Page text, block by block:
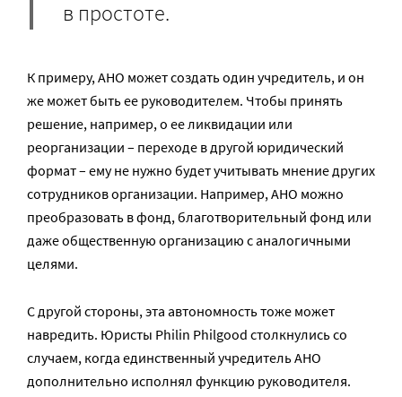
в простоте.
К примеру, АНО может создать один учредитель, и он
же может быть ее руководителем. Чтобы принять
решение, например, о ее ликвидации или
реорганизации – переходе в другой юридический
формат – ему не нужно будет учитывать мнение других
сотрудников организации. Например, АНО можно
преобразовать в фонд, благотворительный фонд или
даже общественную организацию с аналогичными
целями.
C другой стороны, эта автономность тоже может
навредить. Юристы Philin Philgood столкнулись со
случаем, когда единственный учредитель АНО
дополнительно исполнял функцию руководителя.